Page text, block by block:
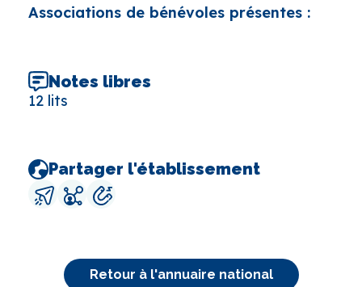
Associations de bénévoles présentes :
Notes libres
12 lits
Partager l'établissement
Retour à l'annuaire national